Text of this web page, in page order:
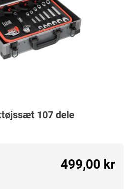
107 dele
499,00 kr